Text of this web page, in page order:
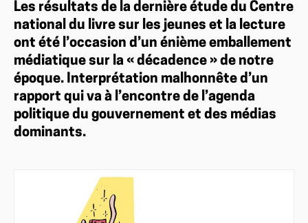
Les résultats de la dernière étude du Centre
national du livre sur les jeunes et la lecture
ont été l’occasion d’un énième emballement
médiatique sur la « décadence » de notre
époque. Interprétation malhonnête d’un
rapport qui va à l’encontre de l’agenda
politique du gouvernement et des médias
dominants.